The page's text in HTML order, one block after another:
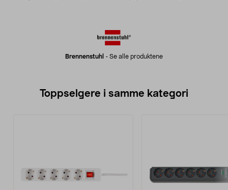
Brennenstuhl - Se alle produktene
Toppselgere i samme kategori